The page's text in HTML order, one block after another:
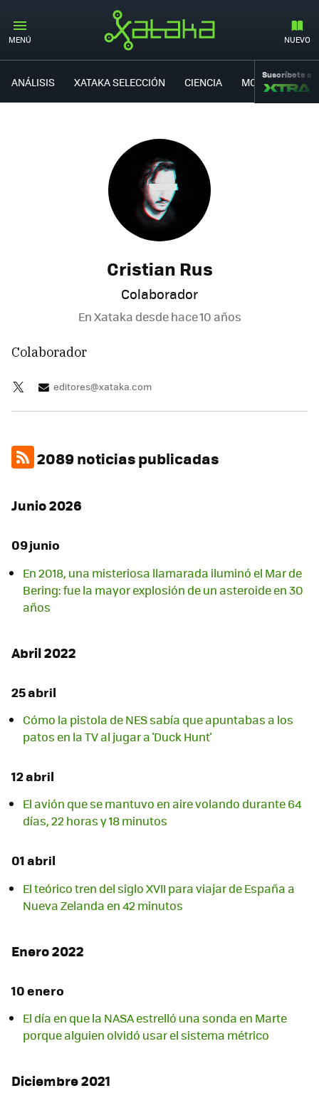
MENÚ NUEVO
ANÁLISIS XATAKA SELECCIÓN CIENCIA MOVILIDAD
Suscríbete a
Cristian Rus
Colaborador
En Xataka desdehace 10 años
Colaborador
editores@xataka.com
2089 noticias publicadas
Junio 2026
09 junio
En 2018, una misteriosa llamarada iluminó el Mar de
Bering: fue la mayor explosión de un asteroide en 30
años
Abril 2022
25 abril
Cómo la pistola de NES sabía que apuntabas a los
patos en la TV al jugar a 'Duck Hunt'
12 abril
El avión que se mantuvo en aire volando durante 64
días, 22 horas y 18 minutos
01 abril
El teórico tren del siglo XVII para viajar de España a
Nueva Zelanda en 42 minutos
Enero 2022
10 enero
El día en que la NASA estrelló una sonda en Marte
porque alguien olvidó usar el sistema métrico
Diciembre 2021